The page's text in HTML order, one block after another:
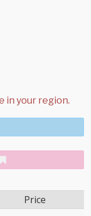
Price